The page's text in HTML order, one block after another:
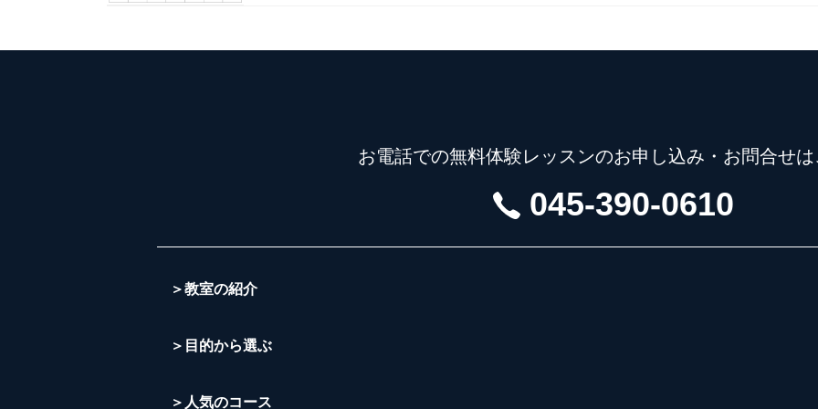
お電話での無料体験レッスンのお申し込み・お問合せ
045-390-0610
＞教室の紹介
＞目的から選ぶ
＞人気のコース